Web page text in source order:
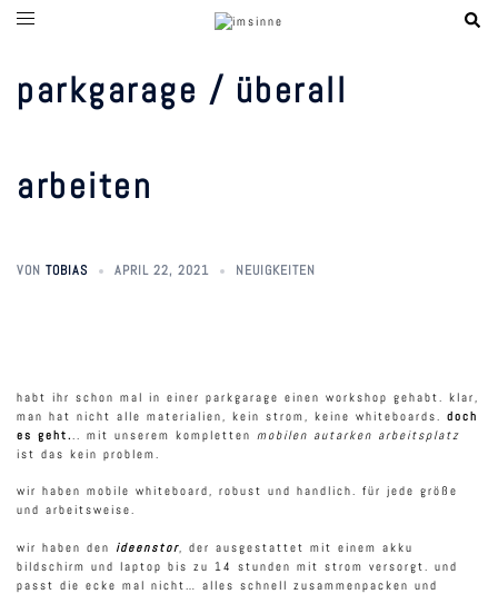
inhalt
parkgarage / überall
arbeiten
VON TOBIAS APRIL 22, 2021 NEUIGKEITEN
habt ihr schon mal in einer parkgarage einen workshop gehabt. klar,
man hat nicht alle materialien, kein strom, keine whiteboards. doch
es geht.
.. mit unserem kompletten mobilen autarken arbeitsplatz
ist das kein problem.
wir haben mobile whiteboard, robust und handlich. für jede größe
und arbeitsweise.
wir haben den ideenstor , der ausgestattet mit einem akku
bildschirm und laptop bis zu 14 stunden mit strom versorgt. und
passt die ecke mal nicht… alles schnell zusammenpacken und